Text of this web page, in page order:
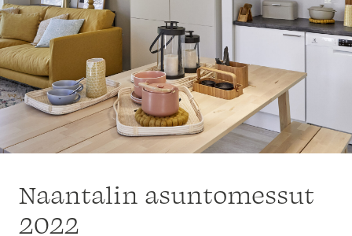
Naantalin asuntomessut
2022